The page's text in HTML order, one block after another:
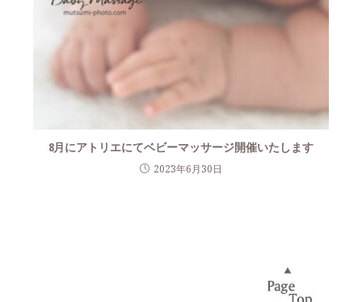
8月にアトリエにてベビーマッサージ開催いたします
2023年6月30日